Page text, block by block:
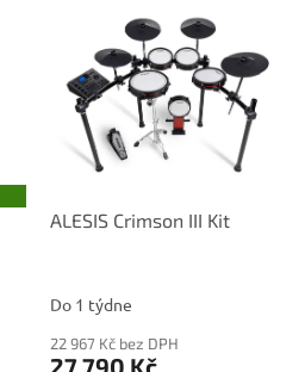
ALESIS Crimson III Kit
Do 1 týdne
22 967 Kč bez DPH